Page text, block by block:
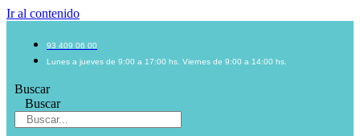
Ir al contenido
93 409 06 00
Lunes a jueves de 9:00 a 17:00 hs. Viernes de 9:00 a 14:00 hs.
Buscar
Buscar